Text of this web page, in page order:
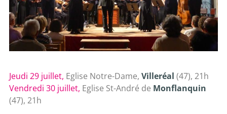
Jeudi 29 juillet, Eglise Notre-Dame, Villeréal (47), 21h
Vendredi 30 juillet, Eglise St-André de Monflanquin
(47), 21h